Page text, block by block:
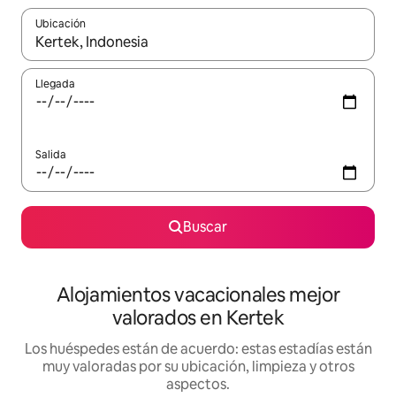
Ubicación
Cuando los resultados estén disponibles, navega con las
Llegada
Salida
Buscar
Alojamientos vacacionales mejor
valorados en Kertek
Los huéspedes están de acuerdo: estas estadías están
muy valoradas por su ubicación, limpieza y otros
aspectos.